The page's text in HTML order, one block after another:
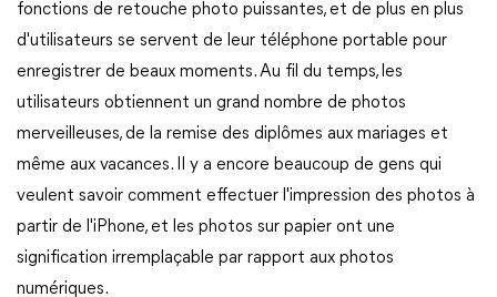
fonctions de retouche photo puissantes, et de plus en plus
d'utilisateurs se servent de leur téléphone portable pour
enregistrer de beaux moments. Au fil du temps, les
utilisateurs obtiennent un grand nombre de photos
merveilleuses, de la remise des diplômes aux mariages et
même aux vacances. Il y a encore beaucoup de gens qui
veulent savoir comment effectuer l'impression des photos à
partir de l'iPhone, et les photos sur papier ont une
signification irremplaçable par rapport aux photos
numériques.